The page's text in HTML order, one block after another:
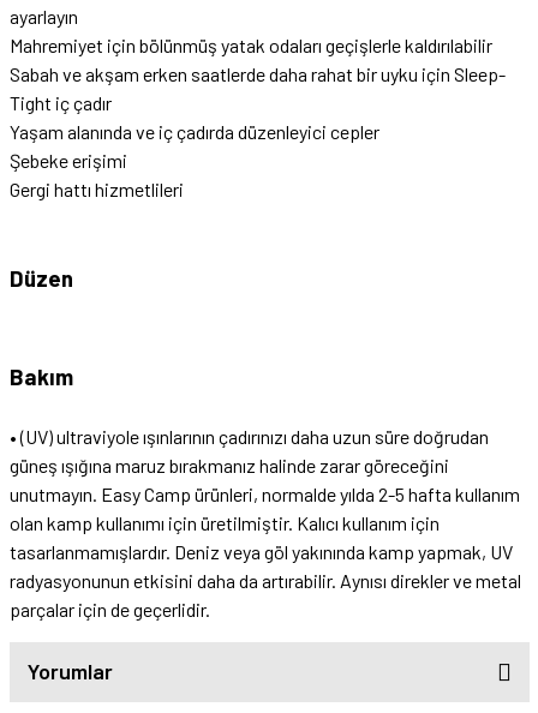
ayarlayın
Mahremiyet için bölünmüş yatak odaları geçişlerle kaldırılabilir
Sabah ve akşam erken saatlerde daha rahat bir uyku için Sleep-
Tight iç çadır
Yaşam alanında ve iç çadırda düzenleyici cepler
Şebeke erişimi
Gergi hattı hizmetlileri
Düzen
Bakım
• (UV) ultraviyole ışınlarının çadırınızı daha uzun süre doğrudan
güneş ışığına maruz bırakmanız halinde zarar göreceğini
unutmayın. Easy Camp ürünleri, normalde yılda 2-5 hafta kullanım
olan kamp kullanımı için üretilmiştir. Kalıcı kullanım için
tasarlanmamışlardır. Deniz veya göl yakınında kamp yapmak, UV
radyasyonunun etkisini daha da artırabilir. Aynısı direkler ve metal
parçalar için de geçerlidir.
Yorumlar